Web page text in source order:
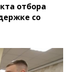
отбора
со